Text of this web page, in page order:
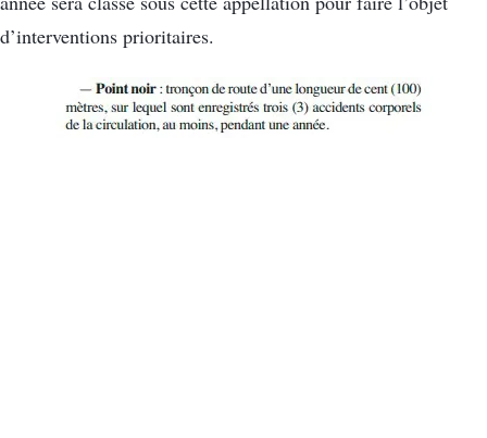
d’interventions prioritaires.